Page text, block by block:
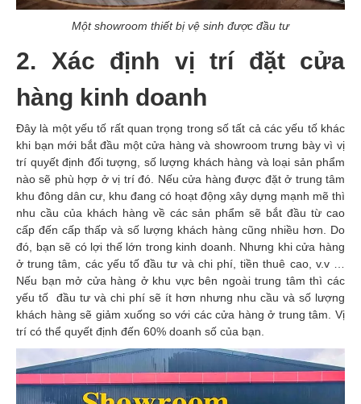
Một showroom thiết bị vệ sinh được đầu tư
2. Xác định vị trí đặt cửa
hàng kinh doanh
Đây là một yếu tố rất quan trọng trong số tất cả các yếu tố khác
khi bạn mới bắt đầu một cửa hàng và showroom trưng bày vì vị
trí quyết định đối tượng, số lượng khách hàng và loại sản phẩm
nào sẽ phù hợp ở vị trí đó. Nếu cửa hàng được đặt ở trung tâm
khu đông dân cư, khu đang có hoạt động xây dựng mạnh mẽ thì
nhu cầu của khách hàng về các sản phẩm sẽ bắt đầu từ cao
cấp đến cấp thấp và số lượng khách hàng cũng nhiều hơn. Do
đó, bạn sẽ có lợi thế lớn trong kinh doanh. Nhưng khi cửa hàng
ở trung tâm, các yếu tố đầu tư và chi phí, tiền thuê cao, v.v …
Nếu bạn mở cửa hàng ở khu vực bên ngoài trung tâm thì các
yếu tố đầu tư và chi phí sẽ ít hơn nhưng nhu cầu và số lượng
khách hàng sẽ giảm xuống so với các cửa hàng ở trung tâm. Vị
trí có thể quyết định đến 60% doanh số của bạn.